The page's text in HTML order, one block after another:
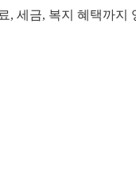
세금, 복지 혜택까